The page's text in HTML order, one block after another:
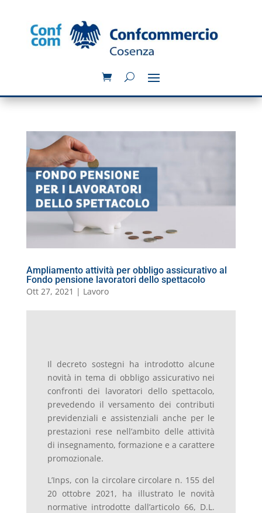
Ampliamento attività per obbligo assicurativo al
Fondo pensione lavoratori dello spettacolo
Ott 27, 2021 | Lavoro
Il decreto sostegni ha introdotto alcune
novità in tema di obbligo assicurativo nei
confronti dei lavoratori dello spettacolo,
prevedendo il versamento dei contributi
previdenziali e assistenziali anche per le
prestazioni rese nell’ambito delle attività
di insegnamento, formazione e a carattere
promozionale.
L’Inps, con la circolare circolare n. 155 del
20 ottobre 2021, ha illustrato le novità
normative introdotte dall’articolo 66, D.L.